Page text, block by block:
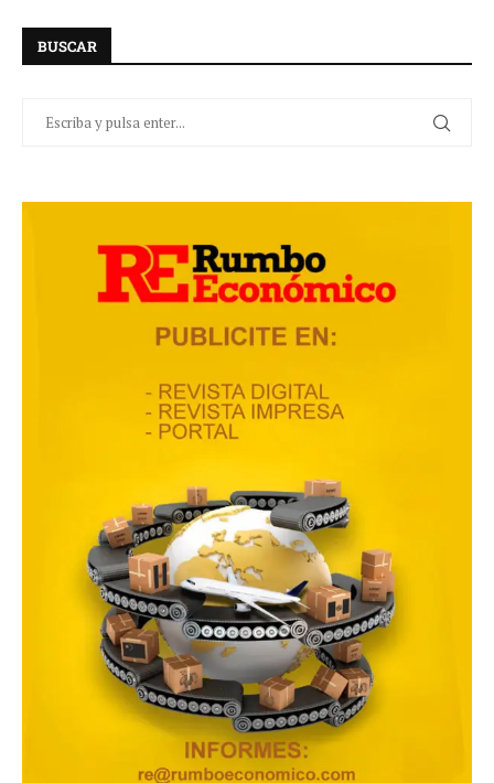
BUSCAR